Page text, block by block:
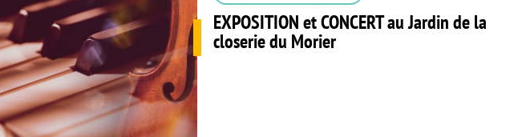
EXPOSITION et CONCERT au Jardin de la
closerie du Morier